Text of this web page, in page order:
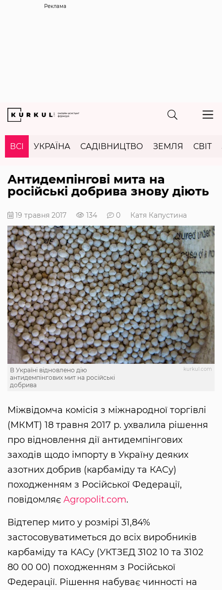
Реклама
ВСІ УКРАЇНА САДІВНИЦТВО ЗЕМЛЯ СВІТ
Антидемпінгові мита на
російські добрива знову діють
19 травня 2017 134 0 Катя Капустина
kurkul.com
В Україні відновлено дію
антидемпінгових мит на російські
добрива
Міжвідомча комісія з міжнародної торгівлі
(МКМТ) 18 травня 2017 р. ухвалила рішення
про відновлення дії антидемпінгових
заходів щодо імпорту в Україну деяких
азотних добрив (карбаміду та КАСу)
походженням з Російської Федерації,
повідомляє Agropolit.com.
Відтепер мито у розмірі 31,84%
застосовуватиметься до всіх виробників
карбаміду та КАСу (УКТЗЕД 3102 10 та 3102
80 00 00) походженням з Російської
Федерації. Рішення набуває чинності на